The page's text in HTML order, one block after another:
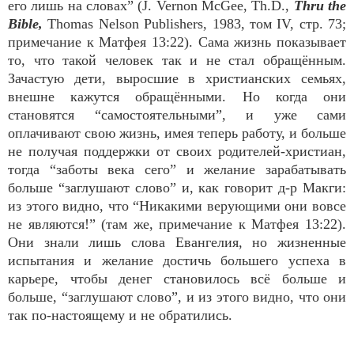
его лишь на словах” (J. Vernon McGee, Th.D., Thru the
Bible, Thomas Nelson Publishers, 1983, том IV, стр. 73;
примечание к Матфея 13:22). Сама жизнь показывает
то, что такой человек так и не стал обращённым.
Зачастую дети, выросшие в христианских семьях,
внешне кажутся обращёнными. Но когда они
становятся “самостоятельными”, и уже сами
оплачивают свою жизнь, имея теперь работу, и больше
не получая поддержки от своих родителей-христиан,
тогда “заботы века сего” и желание зарабатывать
больше “заглушают слово” и, как говорит д-р Макги:
из этого видно, что “Никакими верующими они вовсе
не являются!” (там же, примечание к Матфея 13:22).
Они знали лишь слова Евангелия, но жизненные
испытания и желание достичь большего успеха в
карьере, чтобы денег становилось всё больше и
больше, “заглушают слово”, и из этого видно, что они
так по-настоящему и не обратились.